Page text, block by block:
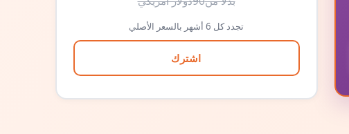
تجدد كل 6 أشهر بالسعر الأصلي
اشترك